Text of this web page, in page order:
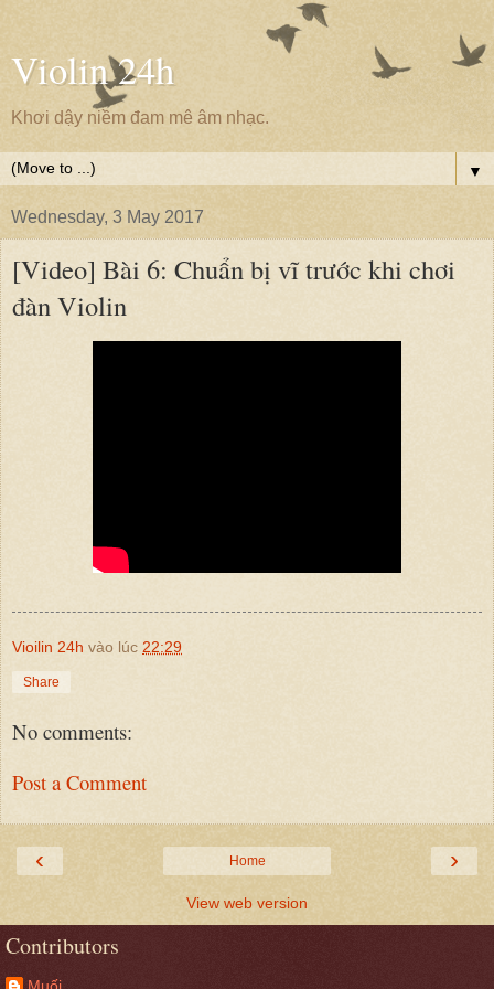
Violin 24h
Khơi dậy niềm đam mê âm nhạc.
▼
Wednesday, 3 May 2017
[Video] Bài 6: Chuẩn bị vĩ trước khi chơi
đàn Violin
Vioilin 24h vào lúc 22:29
Share
No comments:
Post a Comment
‹ ›
Home
View web version
Contributors
Muối